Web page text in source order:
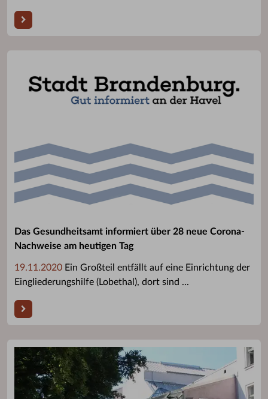
Das Gesundheitsamt informiert über 28 neue Corona-
Nachweise am heutigen Tag
19.11.2020 Ein Großteil entfällt auf eine Einrichtung der
Eingliederungshilfe (Lobethal), dort sind ...